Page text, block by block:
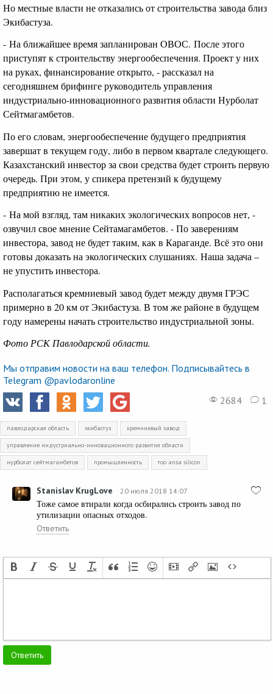
Но местные власти не отказались от строительства завода близ
Экибастуза.
- На ближайшее время запланирован ОВОС. После этого
приступят к строительству энергообеспечения. Проект у них
на руках, финансирование открыто, - рассказал на
сегодняшнем брифинге руководитель управления
индустриально-инновационного развития области Нурболат
Сейтмагамбетов.
По его словам, энергообеспечение будущего предприятия
завершат в текущем году, либо в первом квартале следующего.
Казахстанский инвестор за свои средства будет строить первую
очередь. При этом, у спикера претензий к будущему
предприятию не имеется.
- На мой взгляд, там никаких экологических вопросов нет, -
озвучил свое мнение Сейтамагамбетов. - По заверениям
инвестора, завод не будет таким, как в Караганде. Всё это они
готовы доказать на экологических слушаниях. Наша задача –
не упустить инвестора.
Располагаться кремниевый завод будет между двумя ГРЭС
примерно в 20 км от Экибастуза. В том же районе в будущем
году намерены начать строительство индустриальной зоны.
Фото РСК Павлодарской области.
Мы отправим новости на ваш телефон. Подписывайтесь в
Telegram @pavlodaronline
2684
1
павлодарская область экибастуз кремниевый завод
управление индустриально-инновационного развития области
нурболат сейтмагамбетов промышленность тоо ansa silicon
Stanislav KrugLove 20 июля 2018 14:07
Тоже самое втирали когда осбирались строить завод по
утилизации опасных отходов.
Ответить